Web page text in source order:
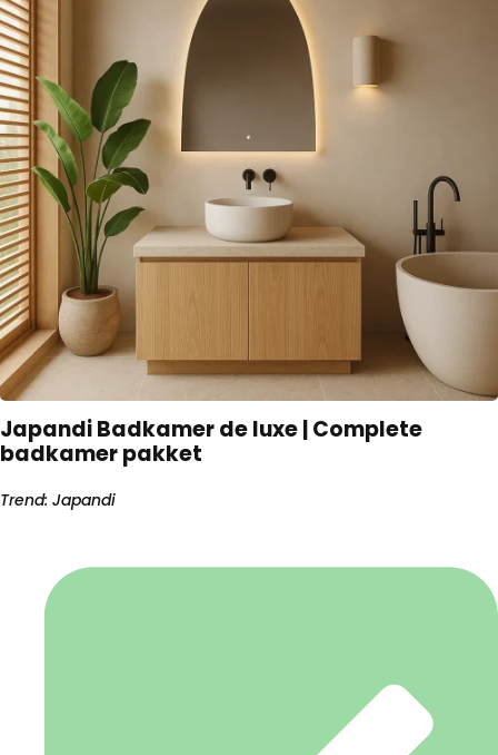
Japandi Badkamer de luxe | Complete
badkamer pakket
Trend: Japandi